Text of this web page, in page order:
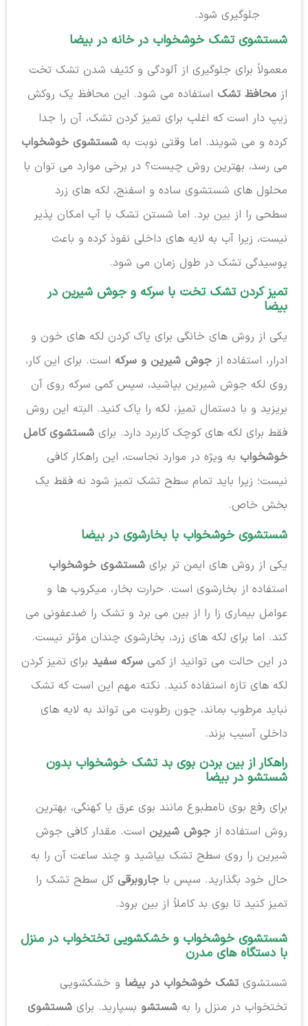
جلوگیری شود.
شستشوی تشک خوشخواب در خانه در بیضا
معمولاً برای جلوگیری از آلودگی و کثیف شدن تشک تخت
از محافظ تشکاستفاده می شود. این محافظ یک روکش
زیپ دار است که اغلب برای تمیز کردن تشک، آن را جدا
کرده و می شویند. اما وقتی نوبت به شستشوی خوشخواب
می رسد، بهترین روش چیست؟ در برخی موارد می توان با
محلول های شستشوی ساده و اسفنج، لکه های زرد
سطحی را از بین برد. اما شستن تشک با آب امکان پذیر
نیست، زیرا آب به لایه های داخلی نفوذ کرده و باعث
پوسیدگی تشک در طول زمان می شود.
تمیز کردن تشک تخت با سرکه و جوش شیرین در
بیضا
یکی از روش های خانگی برای پاک کردن لکه های خون و
ادرار، استفاده از جوش شیرین و سرکهاست. برای این کار،
روی لکه جوش شیرین بپاشید، سپس کمی سرکه روی آن
بریزید و با دستمال تمیز، لکه را پاک کنید. البته این روش
فقط برای لکه های کوچک کاربرد دارد. برای شستشوی کامل
خوشخواببه ویژه در موارد نجاست، این راهکار کافی
نیست؛ زیرا باید تمام سطح تشک تمیز شود نه فقط یک
بخش خاص.
شستشوی خوشخواب با بخارشوی در بیضا
یکی از روش های ایمن تر برای شستشوی خوشخواب
استفاده از بخارشوی است. حرارت بخار، میکروب ها و
عوامل بیماری زا را از بین می برد و تشک را ضدعفونی می
کند. اما برای لکه های زرد، بخارشوی چندان مؤثر نیست.
در این حالت می توانید از کمی سرکه سفیدبرای تمیز کردن
لکه های تازه استفاده کنید. نکته مهم این است که تشک
نباید مرطوب بماند، چون رطوبت می تواند به لایه های
داخلی آسیب بزند.
راهکار از بین بردن بوی بد تشک خوشخواب بدون
شستشو در بیضا
برای رفع بوی نامطبوع مانند بوی عرق یا کهنگی، بهترین
روش استفاده از جوش شیریناست. مقدار کافی جوش
شیرین را روی سطح تشک بپاشید و چند ساعت آن را به
حال خود بگذارید. سپس با جاروبرقیکل سطح تشک را
تمیز کنید تا بوی بد کاملاً از بین برود.
شستشوی خوشخواب و خشکشویی تختخواب در منزل
با دستگاه های مدرن
شستشوی تشک خوشخواب در بیضاو خشکشویی
تختخواب در منزل را به شستشوبسپارید. برای شستشوی